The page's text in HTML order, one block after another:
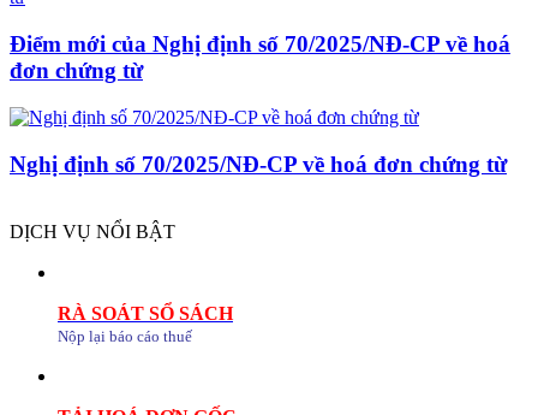
Điểm mới của Nghị định số 70/2025/NĐ-CP về hoá
đơn chứng từ
Nghị định số 70/2025/NĐ-CP về hoá đơn chứng từ
DỊCH VỤ NỔI BẬT
RÀ SOÁT SỔ SÁCH
Nộp lại báo cáo thuế